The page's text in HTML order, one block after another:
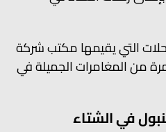
التي يقيمها مكتب شركة
من المغامرات الجميلة في
في الشتاء